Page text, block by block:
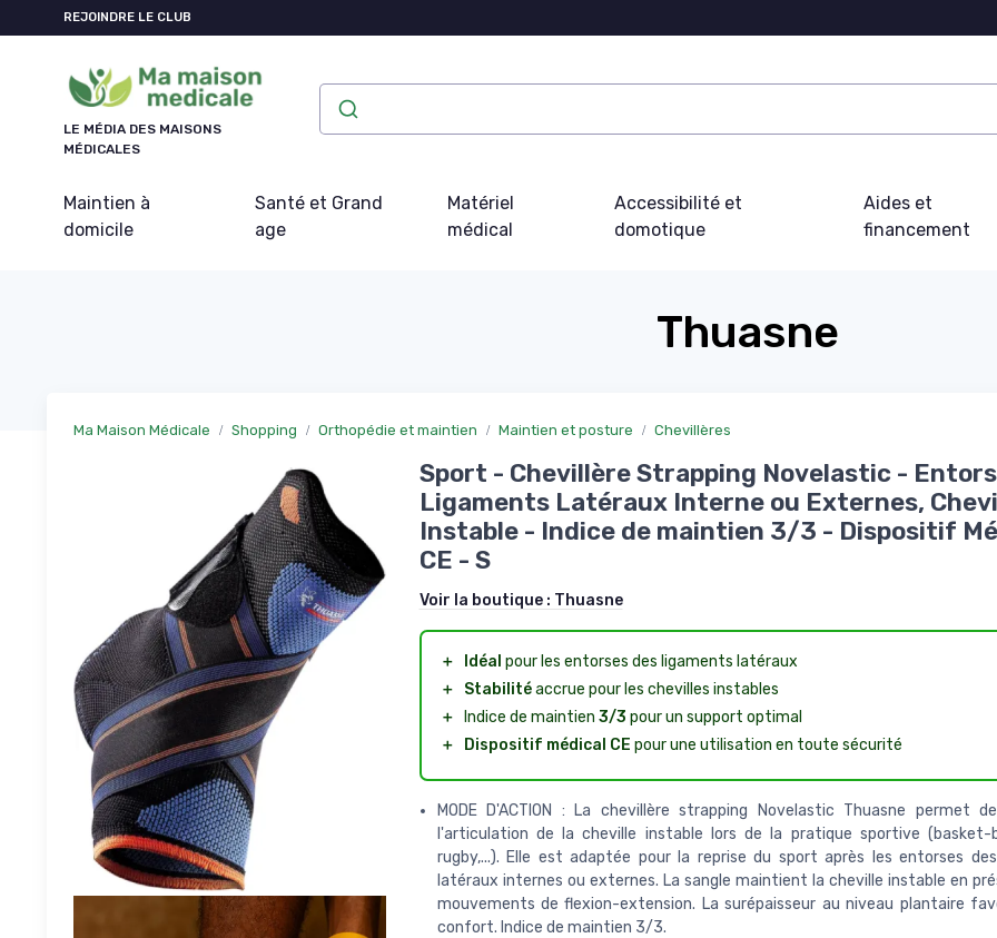
REJOINDRE LE CLUB
LE MÉDIA DES MAISONS
MÉDICALES
Maintien à
domicile
Santé et Grand
age
Matériel
médical
Accessibilité et
domotique
Aides et
financement
Thuasne
Ma Maison Médicale Shopping Orthopédie et maintien Maintien et posture Chevillères
Sport - Chevillère Strapping Novelastic -
Ligaments Latéraux Interne ou Externes,
Instable - Indice de maintien 3/3 - Dispositif
CE - S
Voir la boutique : Thuasne
＋ Idéal pour les entorses des ligaments latéraux
＋
Stabilitéaccrue pour les chevilles instables
＋
Indice de maintien 3/3 pour un support optimal
＋
Dispositif médical CE pour une utilisation en toute sécurité
MODE D'ACTION : La chevillère strapping Novelastic Thuasne permet
l'articulation de la cheville instable lors de la pratique sportive (basket-
rugby,...). Elle est adaptée pour la reprise du sport après les entorses
latéraux internes ou externes. La sangle maintient la cheville instable en
mouvements de flexion-extension. La surépaisseur au niveau plantaire
confort. Indice de maintien 3/3.
Panneau de gestion des cookies